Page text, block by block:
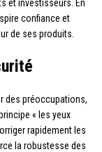
et investisseurs. En
confiance et
de ses produits.
des préoccupations,
« les yeux
rapidement les
la robustesse des